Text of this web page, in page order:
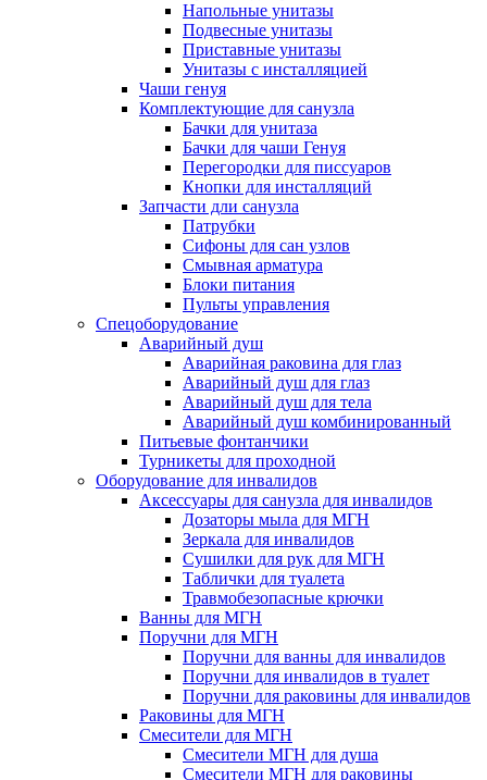
Напольные унитазы
Подвесные унитазы
Приставные унитазы
Унитазы с инсталляцией
Чаши генуя
Комплектующие для санузла
Бачки для унитаза
Бачки для чаши Генуя
Перегородки для писсуаров
Кнопки для инсталляций
Запчасти дли санузла
Патрубки
Сифоны для сан узлов
Смывная арматура
Блоки питания
Пульты управления
Спецоборудование
Аварийный душ
Аварийная раковина для глаз
Аварийный душ для глаз
Аварийный душ для тела
Аварийный душ комбинированный
Питьевые фонтанчики
Турникеты для проходной
Оборудование для инвалидов
Аксессуары для санузла для инвалидов
Дозаторы мыла для МГН
Зеркала для инвалидов
Сушилки для рук для МГН
Таблички для туалета
Травмобезопасные крючки
Ванны для МГН
Поручни для МГН
Поручни для ванны для инвалидов
Поручни для инвалидов в туалет
Поручни для раковины для инвалидов
Раковины для МГН
Смесители для МГН
Смесители МГН для душа
Смесители МГН для раковины